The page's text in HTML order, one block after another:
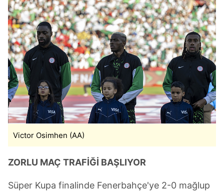
Victor Osimhen (AA)
ZORLU MAÇ TRAFİĞİ BAŞLIYOR
Süper Kupa finalinde Fenerbahçe'ye 2-0 mağlup